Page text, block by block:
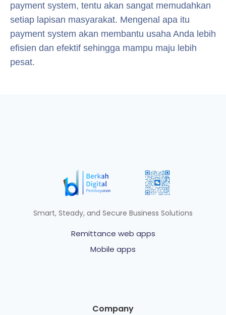
payment system, tentu akan sangat memudahkan
setiap lapisan masyarakat. Mengenal apa itu
payment system akan membantu usaha Anda lebih
efisien dan efektif sehingga mampu maju lebih
pesat.
Smart, Steady, and Secure Business Solutions
Remittance web apps
Mobile apps
Company